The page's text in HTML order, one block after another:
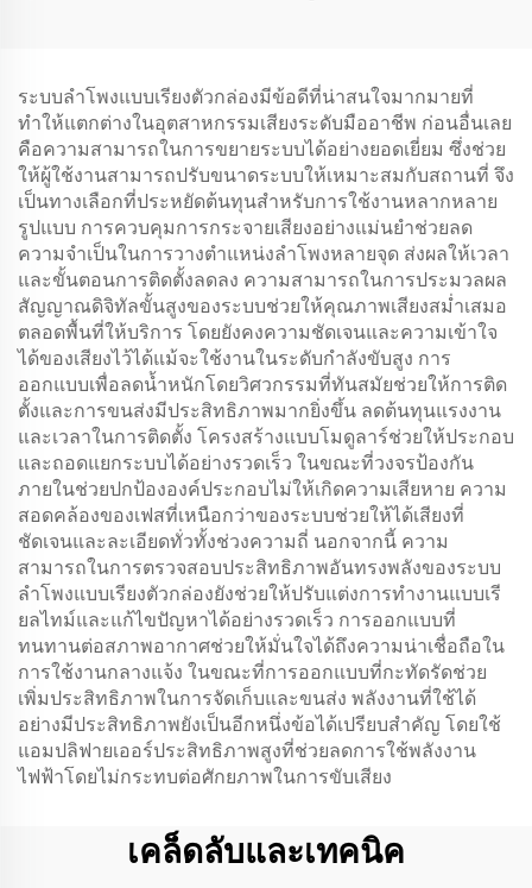
ระบบลำโพงแบบเรียงตัวกล่องมีข้อดีที่น่าสนใจมากมายที่
ทำให้แตกต่างในอุตสาหกรรมเสียงระดับมืออาชีพ ก่อนอื่นเลย
คือความสามารถในการขยายระบบได้อย่างยอดเยี่ยม ซึ่งช่วย
ให้ผู้ใช้งานสามารถปรับขนาดระบบให้เหมาะสมกับสถานที่ จึง
เป็นทางเลือกที่ประหยัดต้นทุนสำหรับการใช้งานหลากหลาย
รูปแบบ การควบคุมการกระจายเสียงอย่างแม่นยำช่วยลด
ความจำเป็นในการวางตำแหน่งลำโพงหลายจุด ส่งผลให้เวลา
และขั้นตอนการติดตั้งลดลง ความสามารถในการประมวลผล
สัญญาณดิจิทัลขั้นสูงของระบบช่วยให้คุณภาพเสียงสม่ำเสมอ
ตลอดพื้นที่ให้บริการ โดยยังคงความชัดเจนและความเข้าใจ
ได้ของเสียงไว้ได้แม้จะใช้งานในระดับกำลังขับสูง การ
ออกแบบเพื่อลดน้ำหนักโดยวิศวกรรมที่ทันสมัยช่วยให้การติด
ตั้งและการขนส่งมีประสิทธิภาพมากยิ่งขึ้น ลดต้นทุนแรงงาน
และเวลาในการติดตั้ง โครงสร้างแบบโมดูลาร์ช่วยให้ประกอบ
และถอดแยกระบบได้อย่างรวดเร็ว ในขณะที่วงจรป้องกัน
ภายในช่วยปกป้ององค์ประกอบไม่ให้เกิดความเสียหาย ความ
สอดคล้องของเฟสที่เหนือกว่าของระบบช่วยให้ได้เสียงที่
ชัดเจนและละเอียดทั่วทั้งช่วงความถี่ นอกจากนี้ ความ
สามารถในการตรวจสอบประสิทธิภาพอันทรงพลังของระบบ
ลำโพงแบบเรียงตัวกล่องยังช่วยให้ปรับแต่งการทำงานแบบเรี
ยลไทม์และแก้ไขปัญหาได้อย่างรวดเร็ว การออกแบบที่
ทนทานต่อสภาพอากาศช่วยให้มั่นใจได้ถึงความน่าเชื่อถือใน
การใช้งานกลางแจ้ง ในขณะที่การออกแบบที่กะทัดรัดช่วย
เพิ่มประสิทธิภาพในการจัดเก็บและขนส่ง พลังงานที่ใช้ได้
อย่างมีประสิทธิภาพยังเป็นอีกหนึ่งข้อได้เปรียบสำคัญ โดยใช้
แอมปลิฟายเออร์ประสิทธิภาพสูงที่ช่วยลดการใช้พลังงาน
ไฟฟ้าโดยไม่กระทบต่อศักยภาพในการขับเสียง
เคล็ดลับและเทคนิค